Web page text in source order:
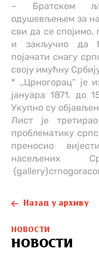
– Братском
одушевљењем за
сви да се спојимо,
и закључио да
појачати снагу
своју имућну
* ,,Црногорац“ је
јануара 1871. до
Укупно су
Лист је
проблематику
преносио
Назад у архиву
НОВОСТИ
НОВОСТИ